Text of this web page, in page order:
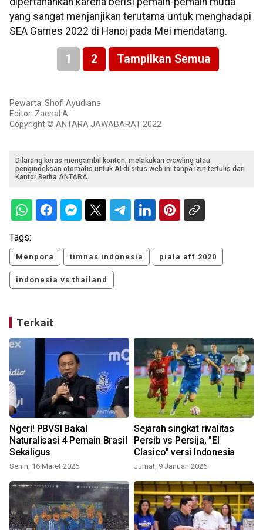
yang sangat menjanjikan terutama untuk menghadapi
SEA Games 2022 di Hanoi pada Mei mendatang.
1 2 Tampilkan Semua
Pewarta: Shofi Ayudiana
Editor: Zaenal A.
Copyright © ANTARA JAWABARAT 2022
Dilarang keras mengambil konten, melakukan crawling atau
pengindeksan otomatis untuk AI di situs web ini tanpa izin tertulis dari
Kantor Berita ANTARA.
Tags:
Menpora timnas indonesia piala aff 2020
indonesia vs thailand
Terkait
Ngeri! PBVSI Bakal
Naturalisasi 4 Pemain Brasil
Sekaligus
Senin, 16 Maret 2026
Sejarah singkat rivalitas
Persib vs Persija, "El
Clasico" versi Indonesia
Jumat, 9 Januari 2026